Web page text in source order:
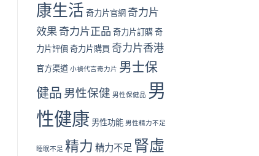
補
腎
方
法〉
中
值
得
長
期
服
嗎？〉
好
嗎？
完
整
安
性
析
與
注
意
事
項〉
中
康生活 奇力片官網 奇力片
效果 奇力片正品 奇力片訂購 奇
力片評價 奇力片購買 奇力片香港
官方渠道 小禎代言奇力片 男士保
健品 男性保健 男性保健品 男
性健康 男性功能 男性精力不足
睡眠不足 精力 精力不足 腎虛